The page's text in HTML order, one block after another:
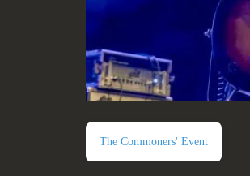
The Commoners' Event